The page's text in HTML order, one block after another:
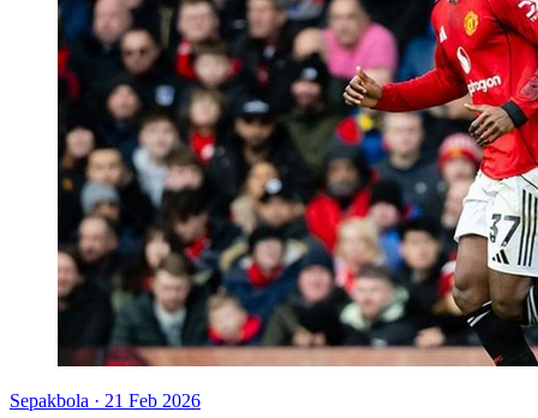
Sepakbola · 21 Feb 2026